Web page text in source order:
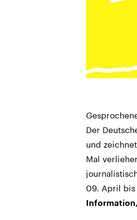
Der
und
Mal
09. April bis